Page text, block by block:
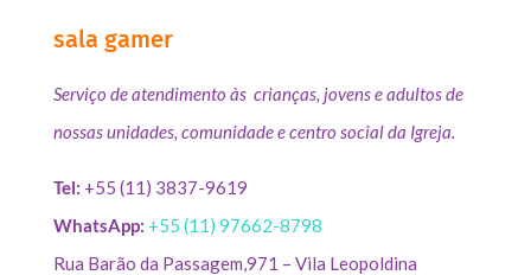
sala gamer
Serviço de atendimento às crianças, jovens e adultos de
nossas unidades, comunidade e centro social da Igreja.
Tel: +55 (11) 3837-9619
WhatsApp: +55 (11) 97662-8798
Rua Barão da Passagem,971 – Vila Leopoldina